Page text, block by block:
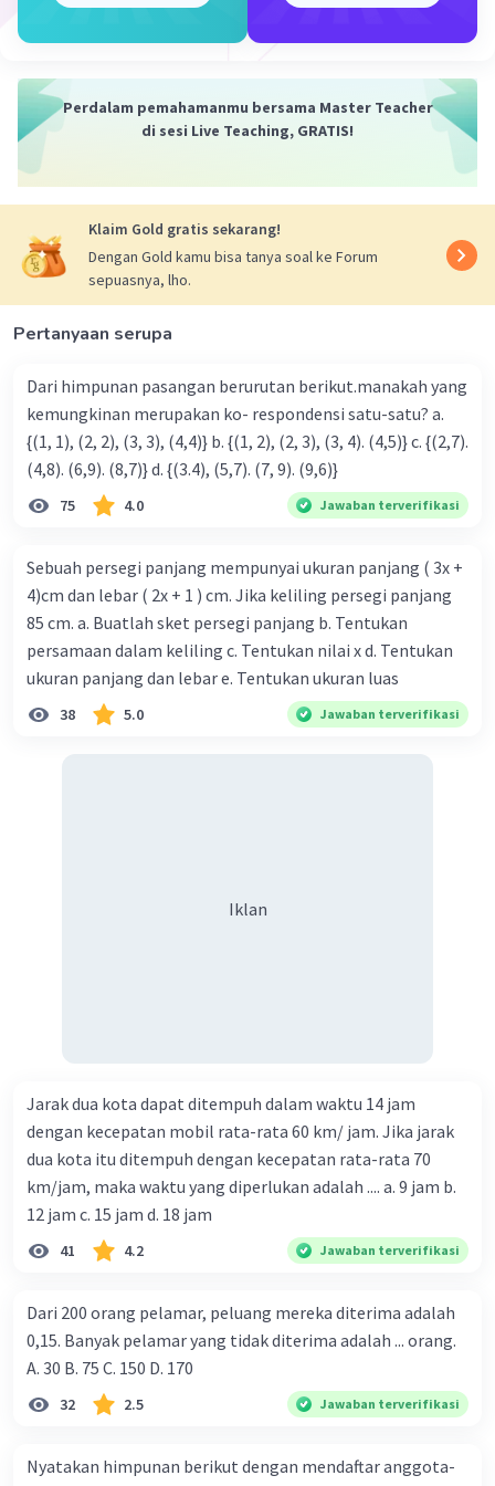
Kesimpulan:
Jadi, tinggi limas segitiga siku-siku tersebut adalah 27
memahami cara menghitung tinggi limas segitiga siku-
siku.
Perdalam pemahamanmu bersama Master Teacher
di sesi Live Teaching, GRATIS!
Klaim Gold gratis sekarang!
Dengan Gold kamu bisa tanya soal ke Forum
sepuasnya, lho.
Pertanyaan serupa
Dari himpunan pasangan berurutan berikut.manakah yang
kemungkinan merupakan ko- respondensi satu-satu? a.
{(1, 1), (2, 2), (3, 3), (4,4)} b. {(1, 2), (2, 3), (3, 4). (4,5)} c. {(2,7).
(4,8). (6,9). (8,7)} d. {(3.4), (5,7). (7, 9). (9,6)}
75 4.0 Jawaban terverifikasi
Sebuah persegi panjang mempunyai ukuran panjang ( 3x +
4)cm dan lebar ( 2x + 1 ) cm. Jika keliling persegi panjang
85 cm. a. Buatlah sket persegi panjang b. Tentukan
persamaan dalam keliling c. Tentukan nilai x d. Tentukan
ukuran panjang dan lebar e. Tentukan ukuran luas
38 5.0 Jawaban terverifikasi
Iklan
Jarak dua kota dapat ditempuh dalam waktu 14 jam
dengan kecepatan mobil rata-rata 60 km/ jam. Jika jarak
dua kota itu ditempuh dengan kecepatan rata-rata 70
km/jam, maka waktu yang diperlukan adalah .... a. 9 jam b.
12 jam c. 15 jam d. 18 jam
41 4.2 Jawaban terverifikasi
Dari 200 orang pelamar, peluang mereka diterima adalah
0,15. Banyak pelamar yang tidak diterima adalah ... orang.
A. 30 B. 75 C. 150 D. 170
32 2.5 Jawaban terverifikasi
Nyatakan himpunan berikut dengan mendaftar anggota-